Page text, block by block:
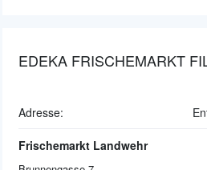
EDEKA FRISCHEMARKT
Adresse:
Frischemarkt Landwehr